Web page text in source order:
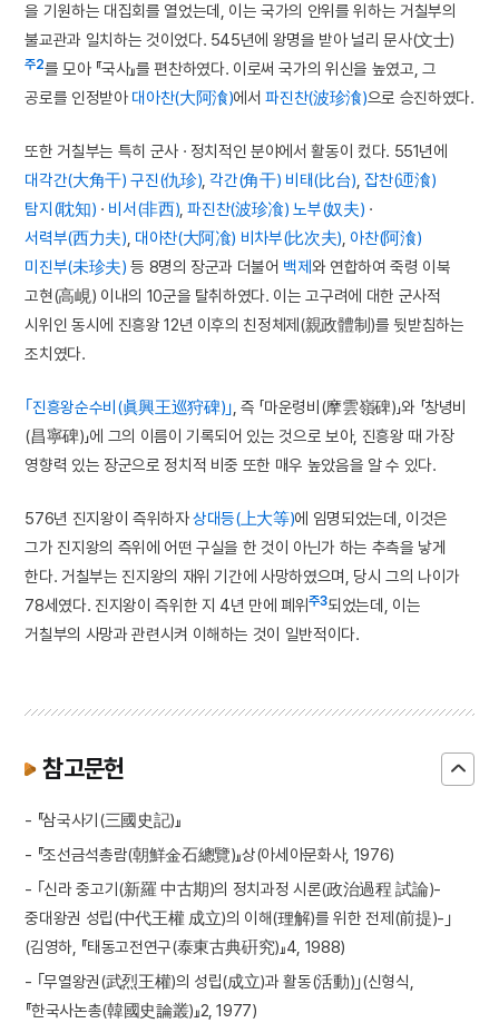
을 기원하는 대집회를 열었는데, 이는 국가의 안위를 위하는 거칠부의
불교관과 일치하는 것이었다. 545년에 왕명을 받아 널리 문사(文士)
주2를 모아 『국사』를 편찬하였다. 이로써 국가의 위신을 높였고, 그
공로를 인정받아 대아찬(大阿湌)에서파진찬(波珍湌)으로 승진하였다.
또한 거칠부는 특히 군사 · 정치적인 분야에서 활동이 컸다. 551년에
대각간(大角干) 구진(仇珍) ,각간(角干) 비태(比台) ,잡찬(迊湌)
탐지(耽知) · 비서(非西) ,파진찬(波珍飡) 노부(奴夫) ·
서력부(西力夫) 대아찬(大阿飡) 비차부(比次夫) 아찬(阿湌)
미진부(未珍夫) 등 8명의 장군과 더불어 백제와 연합하여 죽령 이북
고현(高峴) 이내의 10군을 탈취하였다. 이는 고구려에 대한 군사적
시위인 동시에 진흥왕 12년 이후의 친정체제(親政體制)를 뒷받침하는
조치였다.
｢진흥왕순수비(眞興王巡狩碑)｣ , 즉 「마운령비(摩雲嶺碑)」와 「창녕비
(昌寧碑)」에 그의 이름이 기록되어 있는 것으로 보아, 진흥왕 때 가장
영향력 있는 장군으로 정치적 비중 또한 매우 높았음을 알 수 있다.
576년 진지왕이 즉위하자상대등(上大等)에 임명되었는데, 이것은
그가 진지왕의 즉위에 어떤 구실을 한 것이 아닌가 하는 추측을 낳게
한다. 거칠부는 진지왕의 재위 기간에 사망하였으며, 당시 그의 나이가
78세였다. 진지왕이 즉위한 지 4년 만에 폐위주3되었는데, 이는
거칠부의 사망과 관련시켜 이해하는 것이 일반적이다.
참고문헌
- 『삼국사기(三國史記)』
- 『조선금석총람(朝鮮金石總覽)』상(아세아문화사, 1976)
- ｢신라 중고기(新羅 中古期)의 정치과정 시론(政治過程 試論)-
중대왕권 성립(中代王權 成立)의 이해(理解)를 위한 전제(前提)-｣
(김영하, 『태동고전연구(泰東古典硏究)』4, 1988)
- ｢무열왕권(武烈王權)의 성립(成立)과 활동(活動)｣(신형식,
『한국사논총(韓國史論叢)』2, 1977)